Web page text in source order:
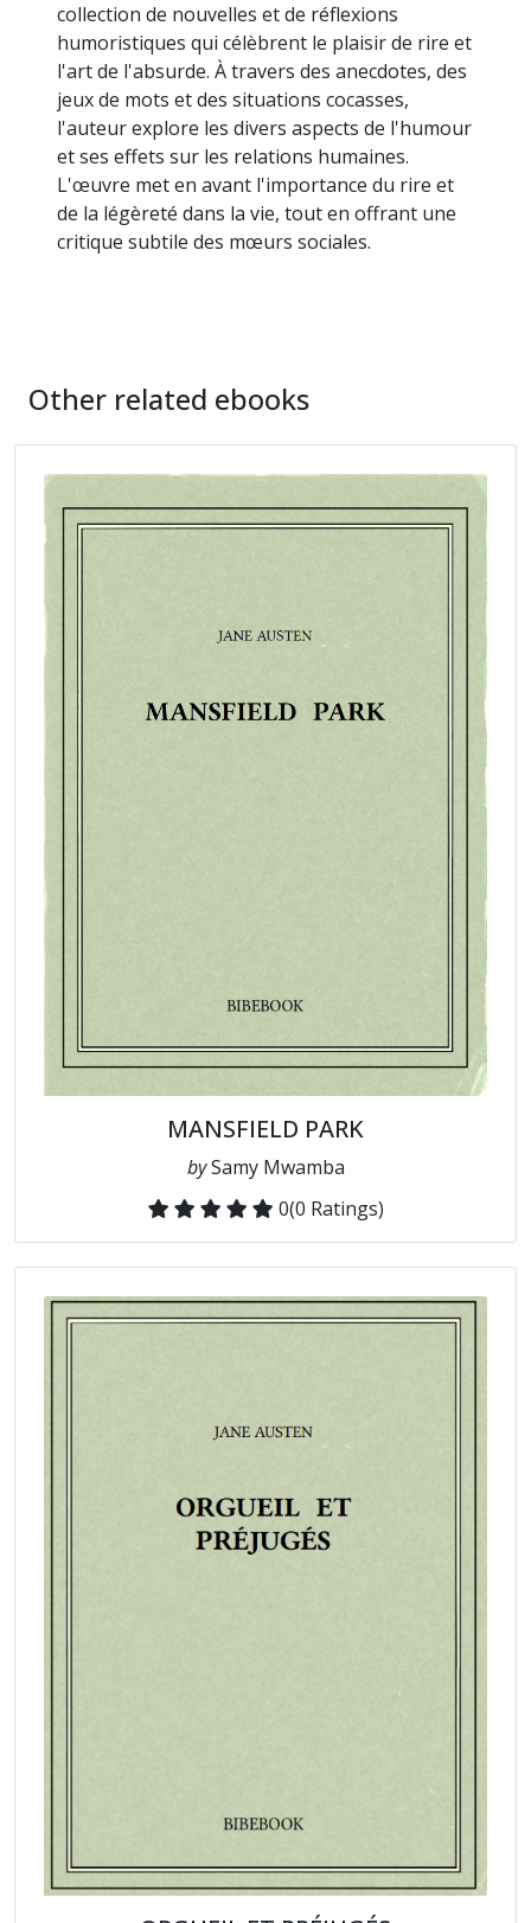
collection de nouvelles et de réflexions
humoristiques qui célèbrent le plaisir de rire et
l'art de l'absurde. À travers des anecdotes, des
jeux de mots et des situations cocasses,
l'auteur explore les divers aspects de l'humour
et ses effets sur les relations humaines.
L'œuvre met en avant l'importance du rire et
de la légèreté dans la vie, tout en offrant une
critique subtile des mœurs sociales.
Other related ebooks
MANSFIELD PARK
bySamy Mwamba
0(0 Ratings)